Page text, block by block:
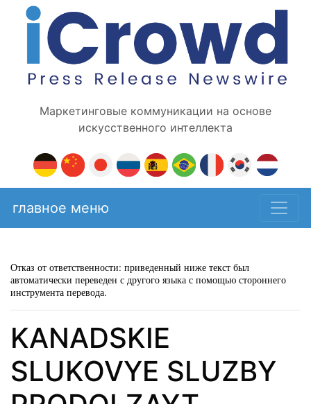
Маркетинговые коммуникации на основе
искусственного интеллекта
главное меню
Отказ от ответственности: приведенный ниже текст был
автоматически переведен с другого языка с помощью стороннего
инструмента перевода.
KANADSKIE
SLUKOVYE SLUZBY